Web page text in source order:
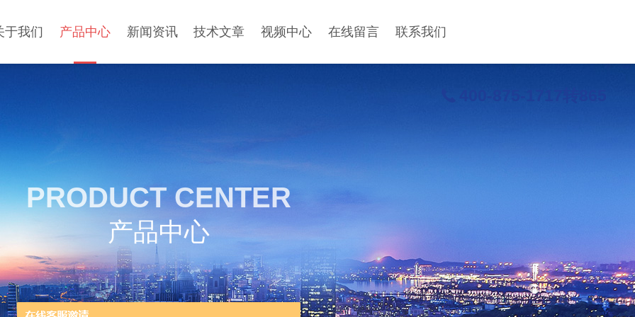
于我们 产品中心 新闻资讯 技术文章 视频中心 在线留言 联系我们
PRODUCT CENTER
产品中心